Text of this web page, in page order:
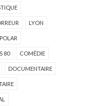
LYON
POLAR
80 COMÉDIE
DOCUMENTAIRE